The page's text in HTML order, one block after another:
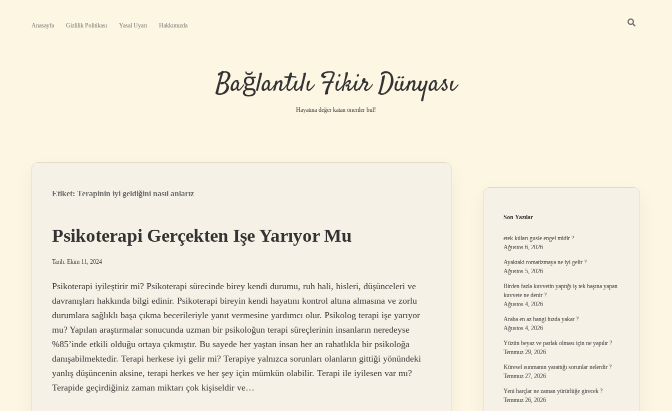
Anasayfa Gizlilik Politikası Yasal Uyarı Hakkımızda
Bağlantılı Fikir Dünyası
Hayatına değer katan öneriler bul!
Etiket: Terapinin iyi geldiğini nasıl anlarız
Psikoterapi Gerçekten Işe Yarıyor Mu
Tarih: Ekim 11, 2024
Psikoterapi iyileştirir mi? Psikoterapi sürecinde birey kendi durumu, ruh hali, hisleri, düşünceleri ve
davranışları hakkında bilgi edinir. Psikoterapi bireyin kendi hayatını kontrol altına almasına ve zorlu
durumlara sağlıklı başa çıkma becerileriyle yanıt vermesine yardımcı olur. Psikolog terapi işe yarıyor
mu? Yapılan araştırmalar sonucunda uzman bir psikoloğun terapi süreçlerinin insanların neredeyse
%85’inde etkili olduğu ortaya çıkmıştır. Bu sayede her yaştan insan her an rahatlıkla bir psikoloğa
danışabilmektedir. Terapi herkese iyi gelir mi? Terapiye yalnızca sorunları olanların gittiği yönündeki
yanlış düşüncenin aksine, terapi herkes ve her şey için mümkün olabilir. Terapi ile iyilesen var mı?
Terapide geçirdiğiniz zaman miktarı çok kişiseldir ve…
Son Yazılar
etek kılları gusle engel midir ?
Ağustos 6, 2026
Ayaktaki romatizmaya ne iyi gelir ?
Ağustos 5, 2026
Birden fazla kuvvetin yaptığı iş tek başına yapan
kuvvete ne denir ?
Ağustos 4, 2026
Araba en az hangi hızda yakar ?
Ağustos 4, 2026
Yüzün beyaz ve parlak olması için ne yapılır ?
Temmuz 29, 2026
Küresel ısınmanın yarattığı sorunlar nelerdir ?
Temmuz 27, 2026
Yeni harçlar ne zaman yürürlüğe girecek ?
Temmuz 26, 2026